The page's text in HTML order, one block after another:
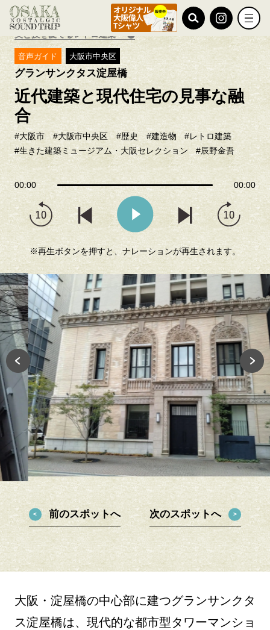
TOP グランサンクタス淀屋橋
美と技を愛でるレトロ建築
音声ガイド 大阪市中央区
グランサンクタス淀屋橋
近代建築と現代住宅の見事な融
合
#大阪市 #大阪市中央区 #歴史 #建造物
#レトロ建築
#生きた建築ミュージアム・大阪セレクション
#辰野金吾
00:00 00:00
※再生ボタンを押すと、ナレーションが再生されます。
前のスポットへ 次のスポットへ
大阪・淀屋橋の中心部に建つグランサンクタ
ス淀屋橋は、現代的な都市型タワーマンショ